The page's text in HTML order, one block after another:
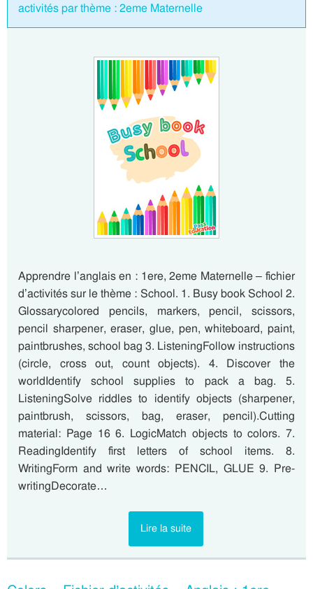
activités par thème : 2eme Maternelle
Apprendre l’anglais en : 1ere, 2eme Maternelle – fichier
d’activités sur le thème : School. 1. Busy book School 2.
Glossarycolored pencils, markers, pencil, scissors,
pencil sharpener, eraser, glue, pen, whiteboard, paint,
paintbrushes, school bag 3. ListeningFollow instructions
(circle, cross out, count objects). 4. Discover the
worldIdentify school supplies to pack a bag. 5.
ListeningSolve riddles to identify objects (sharpener,
paintbrush, scissors, bag, eraser, pencil).Cutting
material: Page 16 6. LogicMatch objects to colors. 7.
ReadingIdentify first letters of school items. 8.
WritingForm and write words: PENCIL, GLUE 9. Pre-
writingDecorate…
Lire la suite